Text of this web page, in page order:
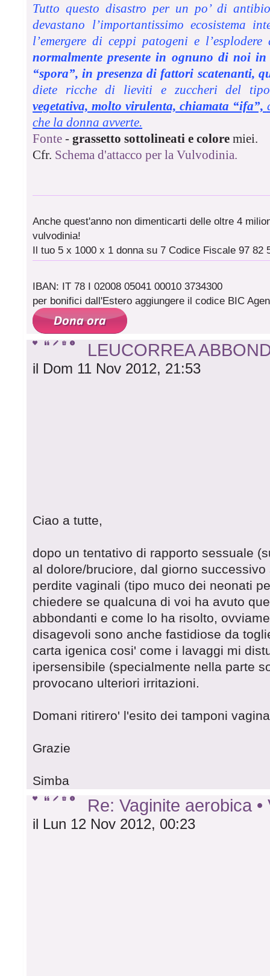
Tutto questo disastro per un po’ di
devastano l’importantissimo ecosistema
l’emergere di ceppi patogeni e
normalmente presente in ognuno di noi
“spora”, in presenza di fattori scatenanti,
diete ricche di lieviti e zuccheri del
vegetativa, molto virulenta, chiamata “ifa”,
che la donna avverte.
Fonte -grassetto sottolineati e colore miei.
Cfr. Schema d'attacco per la Vulvodinia.
Anche quest'anno non dimenticarti delle oltre 4
vulvodinia!
Il tuo 5 x 1000 x 1 donna su 7 Codice Fiscale 97 82
IBAN: IT 78 I 02008 05041 00010 3734300
per bonifici dall'Estero aggiungere il codice BIC
LEUCORREA
il Dom 11 Nov 2012, 21:53
Ciao a tutte,
dopo un tentativo di rapporto sessuale
al dolore/bruciore, dal giorno
perdite vaginali (tipo muco dei neonati
chiedere se qualcuna di voi ha avuto
abbondanti e come lo ha risolto,
disagevoli sono anche fastidiose da
carta igenica cosi' come i lavaggi mi
ipersensibile (specialmente nella parte
provocano ulteriori irritazioni.
Domani ritirero' l'esito dei tamponi
Grazie
Simba
Re: Vaginite aerobica
il Lun 12 Nov 2012, 00:23